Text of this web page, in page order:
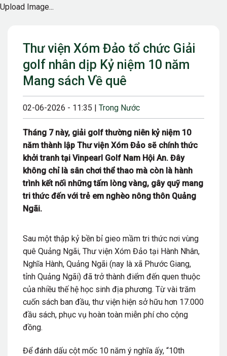
Thư viện Xóm Đảo tổ chức Giải
golf nhân dịp Kỷ niệm 10 năm
Mang sách Về quê
02-06-2026 - 11:35 | Trong Nước
Tháng 7 này, giải golf thường niên kỷ niệm 10
năm thành lập Thư viện Xóm Đảo sẽ chính thức
khởi tranh tại Vinpearl Golf Nam Hội An. Đây
không chỉ là sân chơi thể thao mà còn là hành
trình kết nối những tấm lòng vàng, gây quỹ mang
tri thức đến với trẻ em nghèo nông thôn Quảng
Ngãi.
Sau một thập kỷ bền bỉ gieo mầm tri thức nơi vùng
quê Quảng Ngãi, Thư viện Xóm Đảo tại Hành Nhân,
Nghĩa Hành, Quảng Ngãi (nay là xã Phước Giang,
tỉnh Quảng Ngãi) đã trở thành điểm đến quen thuộc
của nhiều thế hệ học sinh địa phương. Từ vài trăm
cuốn sách ban đầu, thư viện hiện sở hữu hơn 17.000
đầu sách, phục vụ hoàn toàn miễn phí cho cộng
đồng.
Để đánh dấu cột mốc 10 năm ý nghĩa ấy, “10th
Upload Image...